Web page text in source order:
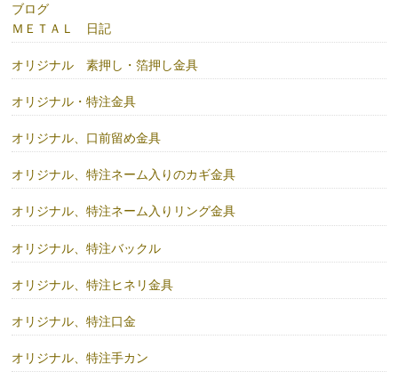
ブログ
ＭＥＴＡＬ 日記
オリジナル 素押し・箔押し金具
オリジナル・特注金具
オリジナル、口前留め金具
オリジナル、特注ネーム入りのカギ金具
オリジナル、特注ネーム入りリング金具
オリジナル、特注バックル
オリジナル、特注ヒネリ金具
オリジナル、特注口金
オリジナル、特注手カン